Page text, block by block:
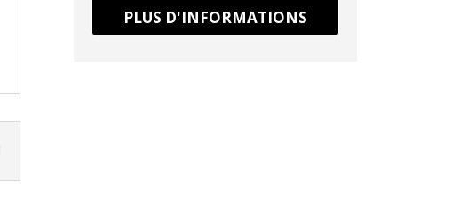
PLUS D'INFORMATIONS